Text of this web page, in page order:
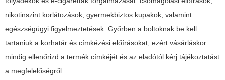
nikotinszint korlátozások, gyermekbiztos kupakok, valamint
egészségügyi figyelmeztetések. Győrben a boltoknak be kell
tartaniuk a korhatár és címkézési előírásokat; ezért vásárláskor
mindig ellenőrizd a termék címkéjét és az eladótól kérj tájékoztatást
a megfelelőségről.